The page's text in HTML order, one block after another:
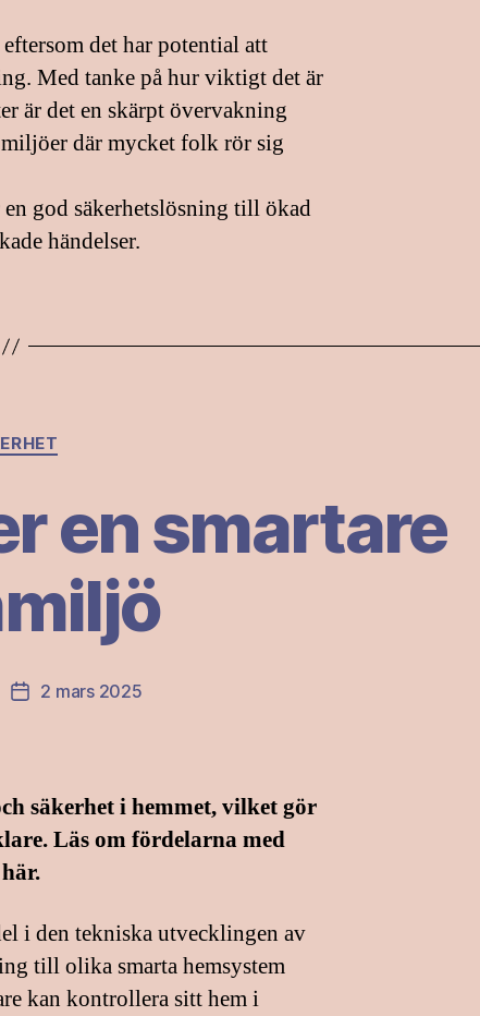
det har potential att
Med tanke på hur viktigt det är
är det en skärpt övervakning
där mycket folk rör sig
god säkerhetslösning till ökad
händelser.
Kategorier
en smartare
Inläggsdatum
2 mars 2025
säkerhet i hemmet, vilket gör
Läs om fördelarna med
i den tekniska utvecklingen av
till olika smarta hemsystem
kan kontrollera sitt hem i